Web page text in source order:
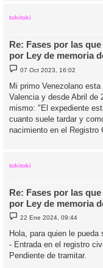
tokitoki
Re: Fases por las
por Ley de memoria
M
e
a
e
07 Oct 2023, 16:02
Mi primo Venezolano
Valencia y desde Abril de
mismo: "El expediente
cuanto suele tardar y
nacimiento en el Registro
tokitoki
Re: Fases por las
por Ley de memoria
M
e
n
s
a
e
22 Ene 2024, 09:44
Hola, para quien le
- Entrada en el registro
Pendiente de tramitar.